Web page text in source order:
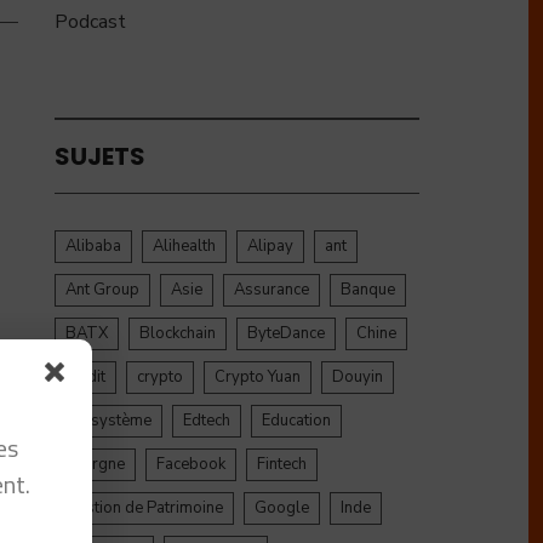
Podcast
SUJETS
Alibaba Alihealth Alipay
ant
Ant Group
Asie Assurance
Banque
BATX
Blockchain ByteDance
Chine
credit
crypto Crypto Yuan
Douyin
Ecosystème
Edtech
Education
Epargne
Facebook
Fintech
Gestion de Patrimoine
Google
Inde